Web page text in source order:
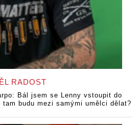
RADOST
Bál jsem se Lenny vstoupit do
budu mezi samými umělci dělat?